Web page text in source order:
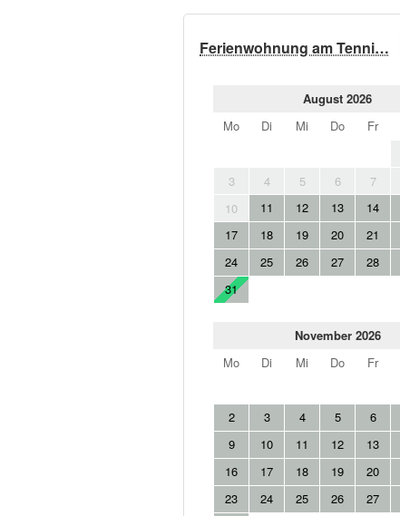
Ferienwohnung am Tenni…
August 2026
Mo
Di Mi Do Fr
3
4 5 6 7
10
11 12 13 14
17
18 19 20 21
24
25 26 27 28
31
November 2026
Mo
Di Mi Do Fr
2
3 4 5 6
9
10 11 12 13
16
17 18 19 20
23
24 25 26 27